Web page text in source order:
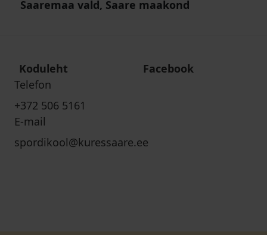
Saaremaa vald, Saare maakond
Koduleht
Facebook
Telefon
+372 506 5161
E-mail
spordikool@kuressaare.ee